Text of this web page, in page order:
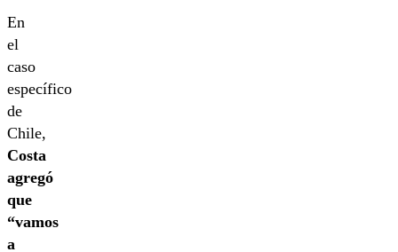
En
el
caso
específico
de
Chile,
Costa
agregó
que
“vamos
a